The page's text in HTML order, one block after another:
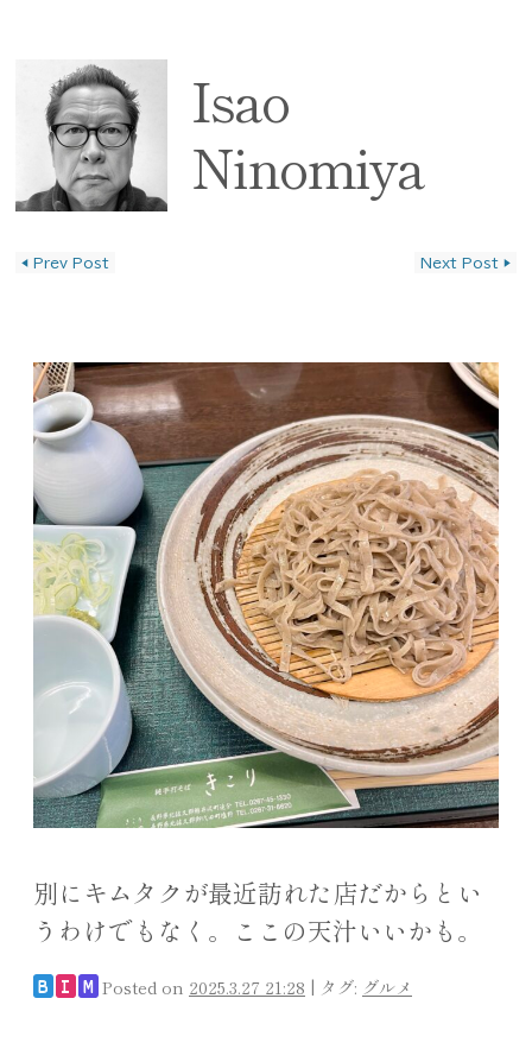
Isao
Ninomiya
◀ Prev Post Next Post ▶
別にキムタクが最近訪れた店だからとい
うわけでもなく。ここの天汁いいかも。
B I M Posted on 2025.3.27 21:28 | タグ: グルメ